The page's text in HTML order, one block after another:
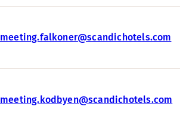
meeting.falkoner@scandichotels.com
meeting.kodbyen@scandichotels.com